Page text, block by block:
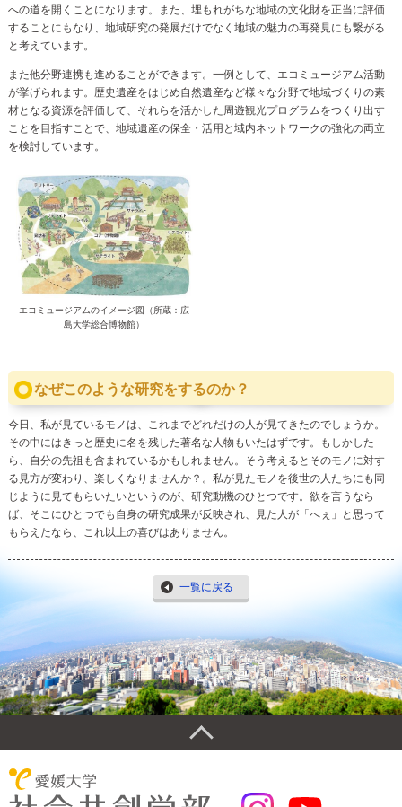
への道を開くことになります。また、埋もれがちな地域の文化財を正当に評価
することにもなり、地域研究の発展だけでなく地域の魅力の再発見にも繋がる
と考えています。
また他分野連携も進めることができます。一例として、エコミュージアム活動
が挙げられます。歴史遺産をはじめ自然遺産など様々な分野で地域づくりの素
材となる資源を評価して、それらを活かした周遊観光プログラムをつくり出す
ことを目指すことで、地域遺産の保全・活用と域内ネットワークの強化の両立
を検討しています。
エコミュージアムのイメージ図（所蔵：広
島大学総合博物館）
なぜこのような研究をするのか？
今日、私が見ているモノは、これまでどれだけの人が見てきたのでしょうか。
その中にはきっと歴史に名を残した著名な人物もいたはずです。もしかした
ら、自分の先祖も含まれているかもしれません。そう考えるとそのモノに対す
る見方が変わり、楽しくなりませんか？。私が見たモノを後世の人たちにも同
じように見てもらいたいというのが、研究動機のひとつです。欲を言うなら
ば、そこにひとつでも自身の研究成果が反映され、見た人が「へぇ」と思って
もらえたなら、これ以上の喜びはありません。
一覧に戻る